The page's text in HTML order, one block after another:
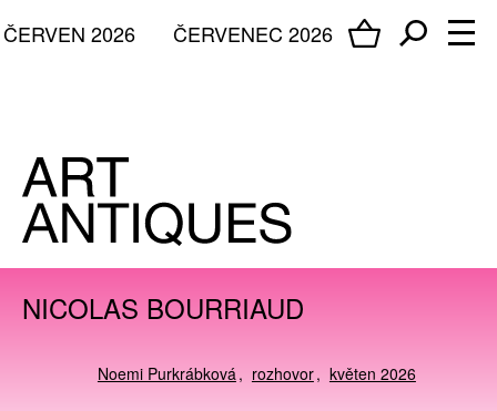
ČERVENEC 2026
ČERVEN 2026
NICOLAS BOURRIAUD
Noemi Purkrábková rozhovor květen 2026